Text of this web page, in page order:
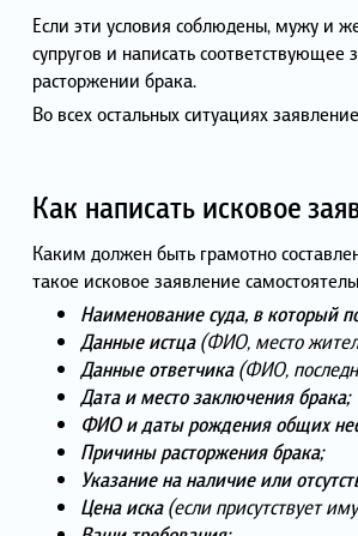
Если эти условия соблюдены, мужу и
супругов и написать
расторжении брака.
Во всех остальных ситуациях
Как написать исковое
Каким должен быть грамотно
такое исковое заявление
Наименование суда, в который
Данные истца(ФИО, место
Данные ответчика(ФИО,
Дата и место заключения брака;
ФИО и даты рождения общих
Причины расторжения брака;
Указание на наличие или
Цена иска(если присутствует